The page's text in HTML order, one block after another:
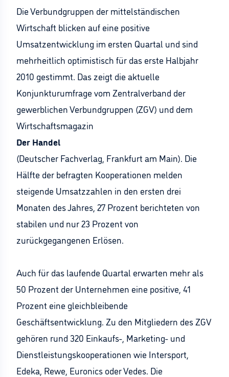
Die Verbundgruppen der mittelständischen
Wirtschaft blicken auf eine positive
Umsatzentwicklung im ersten Quartal und sind
mehrheitlich optimistisch für das erste Halbjahr
2010 gestimmt. Das zeigt die aktuelle
Konjunkturumfrage vom Zentralverband der
gewerblichen Verbundgruppen (ZGV) und dem
Wirtschaftsmagazin
Der Handel
(Deutscher Fachverlag, Frankfurt am Main). Die
Hälfte der befragten Kooperationen melden
steigende Umsatzzahlen in den ersten drei
Monaten des Jahres, 27 Prozent berichteten von
stabilen und nur 23 Prozent von
zurückgegangenen Erlösen.
Auch für das laufende Quartal erwarten mehr als
50 Prozent der Unternehmen eine positive, 41
Prozent eine gleichbleibende
Geschäftsentwicklung. Zu den Mitgliedern des ZGV
gehören rund 320 Einkaufs-, Marketing- und
Dienstleistungskooperationen wie Intersport,
Edeka, Rewe, Euronics oder Vedes. Die